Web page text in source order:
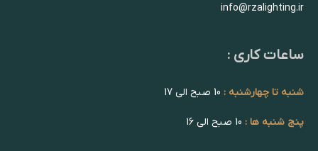
info@rzalighting.ir
ساعات کاری :
شنبه تا چهارشنبه :
پنج شنبه ها :